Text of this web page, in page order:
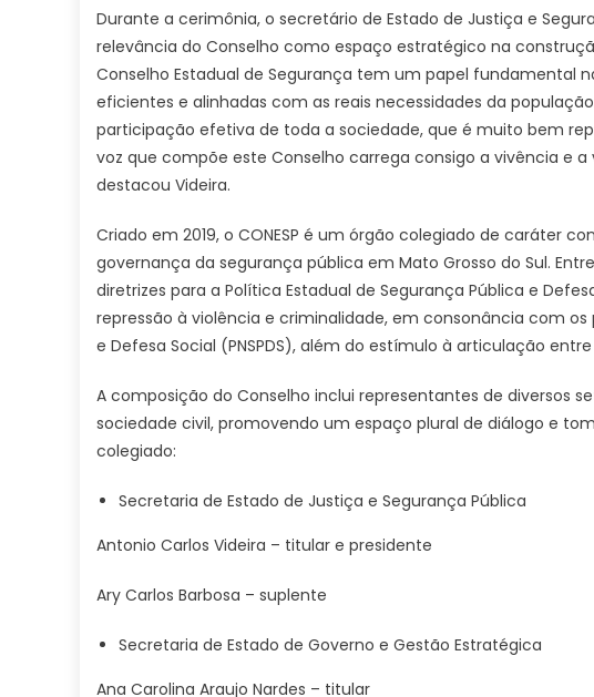
de
dois
anos
–
Agência
de
Governo
Grosso
do
Sul
Durante a cerimônia, o secretário de Estado de Justiça e
relevância do Conselho como espaço estratégico na
Conselho Estadual de Segurança tem um papel fundamental
eficientes e alinhadas com as reais necessidades da
participação efetiva de toda a sociedade, que é muito bem
voz que compõe este Conselho carrega consigo a vivência e
destacou Videira.
Criado em 2019, o CONESP é um órgão colegiado de caráter
governança da segurança pública em Mato Grosso do Sul.
diretrizes para a Política Estadual de Segurança Pública e
repressão à violência e criminalidade, em consonância com
e Defesa Social (PNSPDS), além do estímulo à articulação
A composição do Conselho inclui representantes de diversos
sociedade civil, promovendo um espaço plural de diálogo e
colegiado:
Secretaria de Estado de Justiça e Segurança Pública
Antonio Carlos Videira – titular e presidente
Ary Carlos Barbosa – suplente
Secretaria de Estado de Governo e Gestão Estratégica
Ana Carolina Araujo Nardes – titular